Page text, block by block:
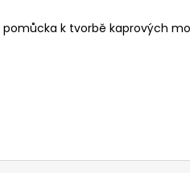
pomůcka k tvorbě kaprových